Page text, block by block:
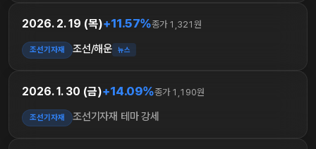
2026. 2. 19 (목)+11.57%종가 1,321원
조선기자재 조선/해운 뉴스
2026. 1. 30 (금)+14.09%종가 1,190원
조선기자재 조선기자재 테마 강세